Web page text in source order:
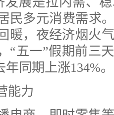
民多元消费需求
暖，夜经济烟火
“五一”假期前三
同期上涨134%。
力